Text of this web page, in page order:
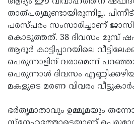
താത്പര്യമുണ്ടായിരുന്നില്ല.
പരസ്പരം സംസാരിച്ചാണ്
കൊടുത്തത്. 38 ദിവസം മുമ്പ്
ആദൂര്‍ കാട്ടിപ്പാറയിലെ
പെരുന്നാളിന് വരാമെന്ന്
പെരുന്നാള്‍ ദിവസം
മകളുടെ മരണ വിവരം
ഭര്‍തൃമാതാവും ഉമ്മൂമയും